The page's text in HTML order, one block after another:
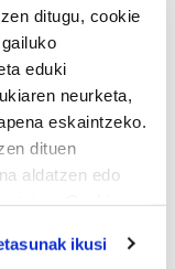
ditugu, cookie
eduki
neurketa,
eskaintzeko.
dituen
aldatzen edo
ikusi